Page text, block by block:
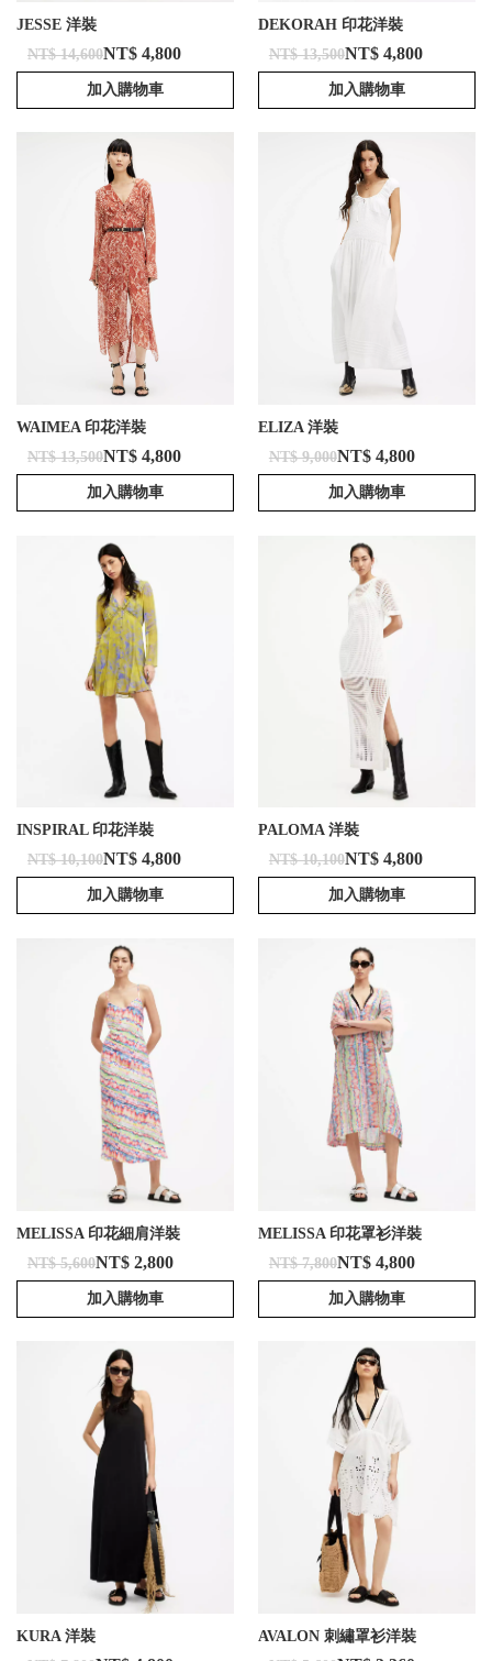
JESSE 洋裝
NT$ 14,600NT$ 4,800
加入購物車
DEKORAH 印花洋裝
NT$ 13,500NT$ 4,800
加入購物車
WAIMEA 印花洋裝
NT$ 13,500NT$ 4,800
加入購物車
ELIZA 洋裝
NT$ 9,000NT$ 4,800
加入購物車
INSPIRAL 印花洋裝
NT$ 10,100NT$ 4,800
加入購物車
PALOMA 洋裝
NT$ 10,100NT$ 4,800
加入購物車
MELISSA 印花細肩洋裝
NT$ 5,600NT$ 2,800
加入購物車
MELISSA 印花罩衫洋裝
NT$ 7,800NT$ 4,800
加入購物車
KURA 洋裝
AVALON 刺繡罩衫洋裝